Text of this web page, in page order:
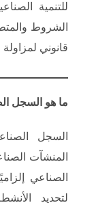
للتنمية
الشروط
قانوني
ما هو السجل
السجل
المنشآت
الصناعي
لتحديد